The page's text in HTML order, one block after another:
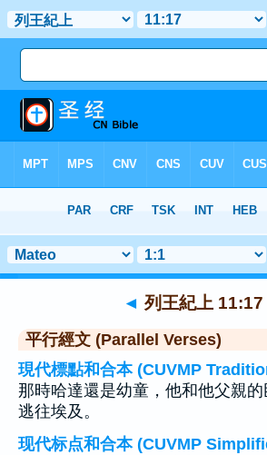
章 11> 聖經金句 17
◄ 列王紀上 11:17
平行經文 (Parallel Verses)
現代標點和合本 (CUVMP
那時哈達還是幼童，他和他父親
逃往埃及。
现代标点和合本 (CUVMP